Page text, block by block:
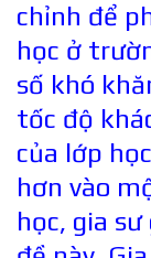
chỉnh để
học ở
số khó
tốc độ
của lớp
hơn vào
học, gia